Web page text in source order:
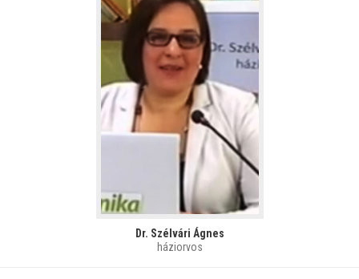
Dr. Szélvári Ágnes
háziorvos